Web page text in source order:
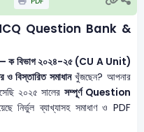
Question Bank &
— ক বিভাগ ২০২৪-২৫ (CU A Unit)
বিস্তারিত সমাধানখুঁজছেন? আপনার
২০২৫ সালেরসম্পূর্ণ Question
নির্ভুল ব্যাখ্যাসহ সমাধাণ ও PDF